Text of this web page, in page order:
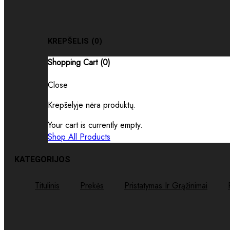
KREPŠELIS (0)
Shopping Cart (0)
Close
Krepšelyje nėra produktų.
Your cart is currently empty.
Shop All Products
KATEGORIJOS
Titulinis Prekės Pristatymas Ir Grąžinimai